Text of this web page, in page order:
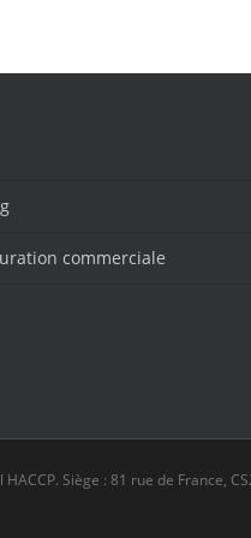
commerciale
Siège : 81 rue de France,